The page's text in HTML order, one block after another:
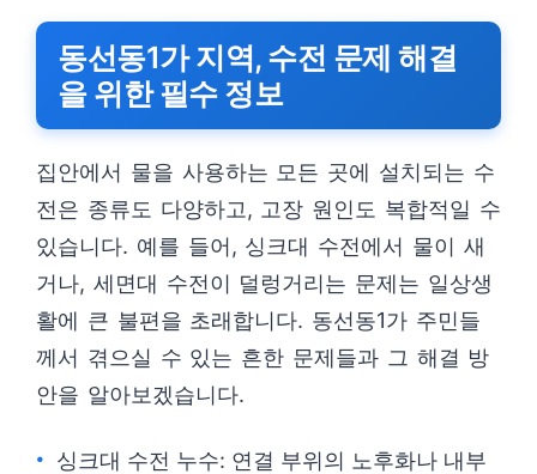
동선동1가 지역, 수전 문제 해결
을 위한 필수 정보
집안에서 물을 사용하는 모든 곳에 설치되는 수
전은 종류도 다양하고, 고장 원인도 복합적일 수
있습니다. 예를 들어, 싱크대 수전에서 물이 새
거나, 세면대 수전이 덜렁거리는 문제는 일상생
활에 큰 불편을 초래합니다. 동선동1가 주민들
께서 겪으실 수 있는 흔한 문제들과 그 해결 방
안을 알아보겠습니다.
싱크대 수전 누수: 연결 부위의 노후화나 내부